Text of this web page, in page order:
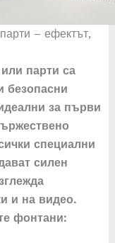
– ефектът,
парти са
безопасни
за първи
специални
силен
и на видео.
фонтани: